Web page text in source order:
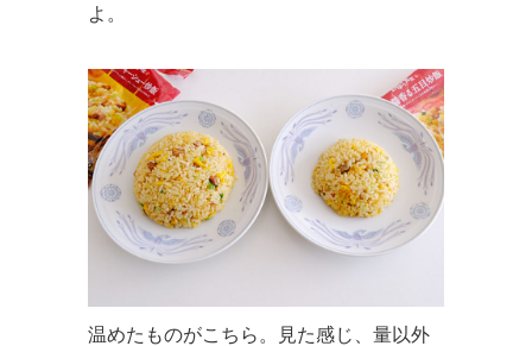
よ。
温めたものがこちら。見た感じ、量以外